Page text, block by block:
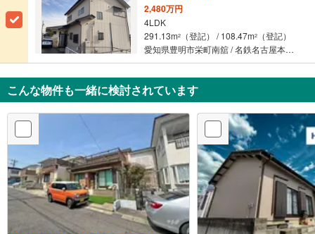
2,480万円
4LDK
291.13m2 （登記） / 108.47m2
（登記）
愛知県豊明市栄町南舘 / 名鉄名古屋本線 「中京競馬場前」駅 徒歩8分
こんな物件も一緒に検討されています